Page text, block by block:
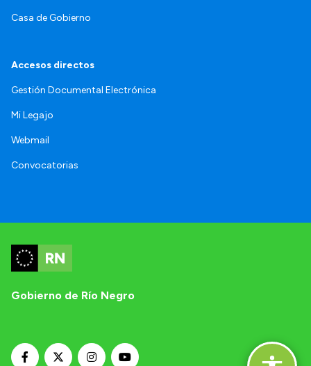
Casa de Gobierno
Accesos directos
Gestión Documental Electrónica
Mi Legajo
Webmail
Convocatorias
Gobierno de Río Negro